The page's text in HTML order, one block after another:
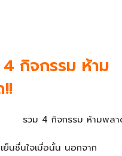
กิจกรรม ห้าม
ย็นชื่นใจเมื่อนั้น นอกจาก